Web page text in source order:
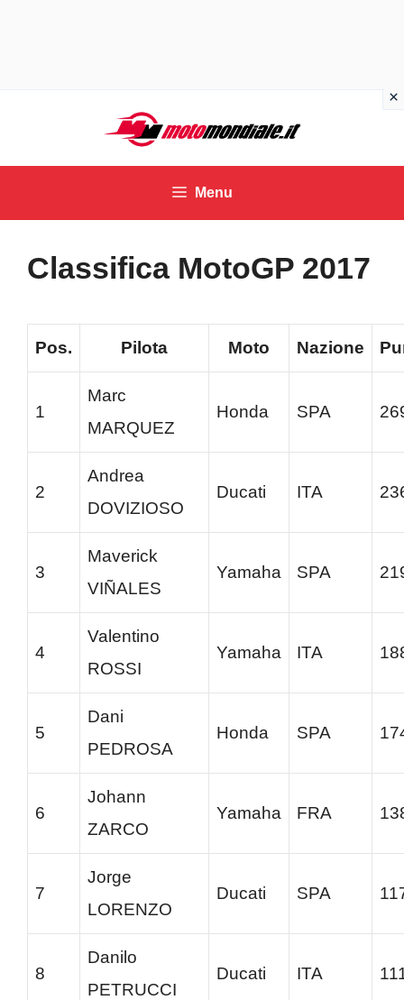
contenuto
Menu
Classifica MotoGP 2017
Pos. Pilota Moto Nazione
1
Marc
MARQUEZ
Honda SPA
2
Andrea
DOVIZIOSO
Ducati ITA
3
Maverick
VIÑALES
Yamaha SPA
4
Valentino
ROSSI
Yamaha ITA
5
Dani
PEDROSA
Honda SPA
6
Johann
ZARCO
Yamaha FRA
7
Jorge
LORENZO
Ducati SPA
8
Danilo
PETRUCCI
Ducati ITA